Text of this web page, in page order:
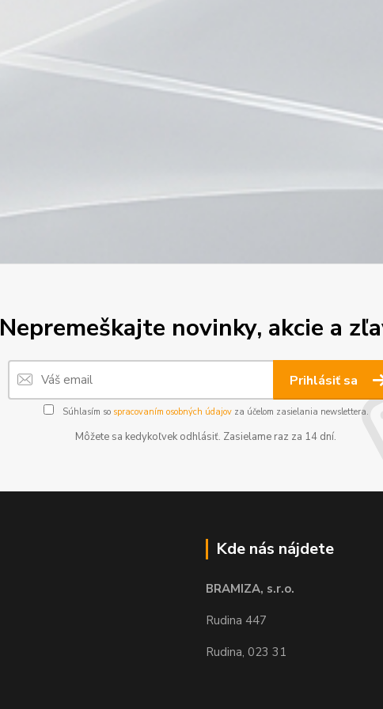
Nepremeškajte novinky, akcie a
Prihlásiť sa
Súhlasím so spracovaním osobných údajovza účelom zasielania newslettera.
Môžete sa kedykoľvek odhlásiť. Zasielame raz za 14 dní.
Kde nás nájdete
BRAMIZA, s.r.o.
Rudina 447
Rudina, 023 31